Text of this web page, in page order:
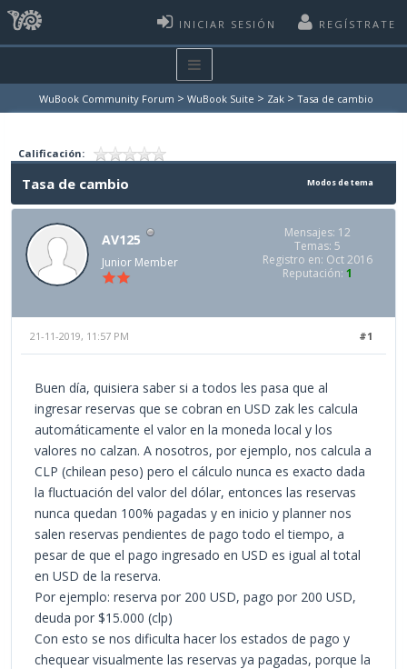
INICIAR SESIÓN REGÍSTRATE
WuBook Community Forum > WuBook Suite > Zak > Tasa de cambio
Calificación:
Modos de tema
Tasa de cambio
AV125
Junior Member
Mensajes: 12
Temas: 5
Registro en: Oct 2016
Reputación: 1
#1
21-11-2019, 11:57 PM
Buen día, quisiera saber si a todos les pasa que al
ingresar reservas que se cobran en USD zak les calcula
automáticamente el valor en la moneda local y los
valores no calzan. A nosotros, por ejemplo, nos calcula a
CLP (chilean peso) pero el cálculo nunca es exacto dada
la fluctuación del valor del dólar, entonces las reservas
nunca quedan 100% pagadas y en inicio y planner nos
salen reservas pendientes de pago todo el tiempo, a
pesar de que el pago ingresado en USD es igual al total
en USD de la reserva.
Por ejemplo: reserva por 200 USD, pago por 200 USD,
deuda por $15.000 (clp)
Con esto se nos dificulta hacer los estados de pago y
chequear visualmente las reservas ya pagadas, porque la